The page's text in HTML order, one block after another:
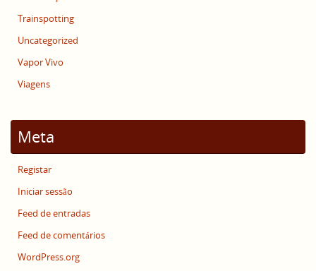
Trainspotting
Uncategorized
Vapor Vivo
Viagens
Meta
Registar
Iniciar sessão
Feed de entradas
Feed de comentários
WordPress.org